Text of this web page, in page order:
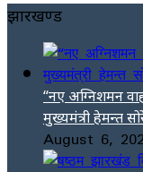
झारखण्ड
“नए अग्निशमन
मुख्यमंत्री हेमन्त
August 6,